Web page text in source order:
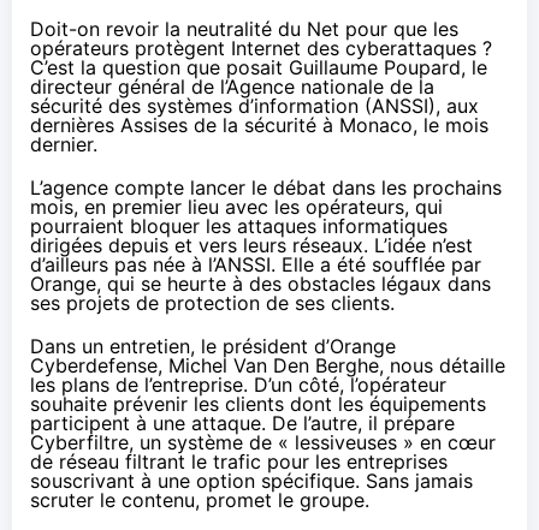
Doit-on revoir la neutralité du Net pour que les
opérateurs protègent Internet des cyberattaques ?
C’est la question que posait Guillaume Poupard, le
directeur général de l’Agence nationale de la
sécurité des systèmes d’information (ANSSI), aux
dernières Assises de la sécurité à Monaco, le mois
dernier.
L’agence compte lancer le débat dans les prochains
mois, en premier lieu avec les opérateurs, qui
pourraient bloquer les attaques informatiques
dirigées depuis et vers leurs réseaux. L’idée n’est
d’ailleurs pas née à l’ANSSI. Elle a été soufflée par
Orange, qui se heurte à des obstacles légaux dans
ses projets de protection de ses clients.
Dans un entretien, le président d’Orange
Cyberdefense, Michel Van Den Berghe, nous détaille
les plans de l’entreprise. D’un côté, l’opérateur
souhaite prévenir les clients dont les équipements
participent à une attaque. De l’autre, il prépare
Cyberfiltre, un système de « lessiveuses » en cœur
de réseau filtrant le trafic pour les entreprises
souscrivant à une option spécifique. Sans jamais
scruter le contenu, promet le groupe.